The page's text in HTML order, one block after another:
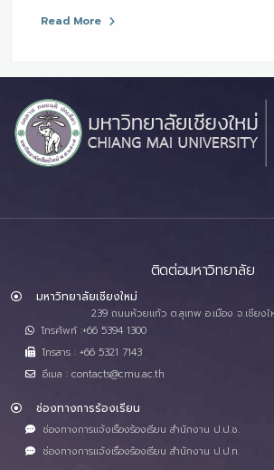
Read More
ติดต่อมหาวิทยาลัย
มหาวิทยาลัยเชียงใหม่
239 ถนนห้วยแก้ว ต.สุเทพ อ.เมือง จ.เชียง
โทรศัพท์ :+66 5394 1300
โทรสาร : +66 5321 7143
อีเมล : contacts@cmu.ac.th
ช่องทางการร้องเรียน
ช่องทางการแจ้งเรื่องร้องเรียน สำนักงาน ป.ป.ช.
ช่องทางการแจ้งเรื่องร้องเรียน สำนักงาน ป.ป.ท.